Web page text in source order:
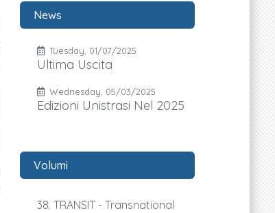
News
Tuesday, 01/07/2025
Ultima Uscita
Wednesday, 05/03/2025
Edizioni Unistrasi Nel 2025
Volumi
38. TRANSIT - Transnational